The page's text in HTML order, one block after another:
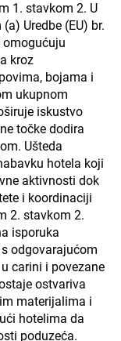
1. stavkom 2. U
Uredbe (EU) br.
kroz
bojama i
ukupnom
iskustvo
točke dodira
Ušteda
hotela koji
aktivnosti dok
i koordinaciji
2. stavkom 2.
isporuka
odgovarajućom
carini i povezane
ostvariva
materijalima i
hotelima da
poduzeća.